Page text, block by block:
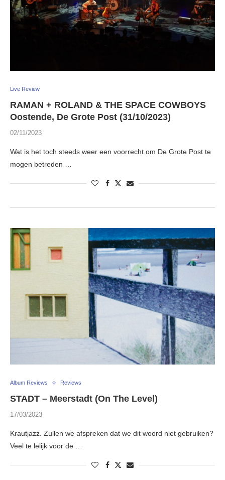
Live Review
RAMAN + ROLAND & THE SPACE COWBOYS
Oostende, De Grote Post (31/10/2023)
02/11/2023
Wat is het toch steeds weer een voorrecht om De Grote Post te
mogen betreden …
Album Reviews Reviews
STADT – Meerstadt (On The Level)
17/03/2023
Krautjazz. Zullen we afspreken dat we dit woord niet gebruiken?
Veel te lelijk voor de …